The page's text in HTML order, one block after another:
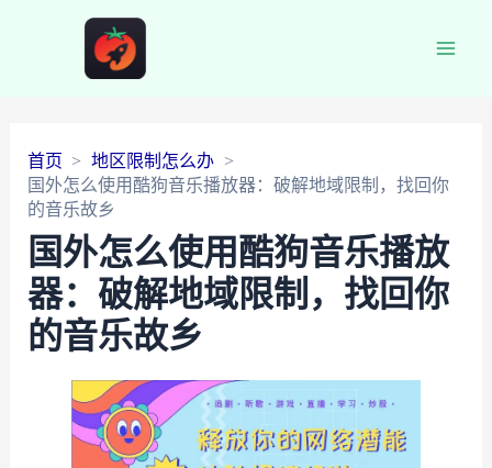
首页
地区限制怎么办
国外怎么使用酷狗音乐播放器：破解地域限制，找回你
的音乐故乡
国外怎么使用酷狗音乐播放
器：破解地域限制，找回你
的音乐故乡